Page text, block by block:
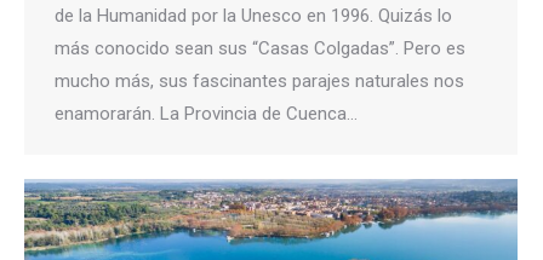
de la Humanidad por la Unesco en 1996. Quizás lo
más conocido sean sus “Casas Colgadas”. Pero es
mucho más, sus fascinantes parajes naturales nos
enamorarán. La Provincia de Cuenca…